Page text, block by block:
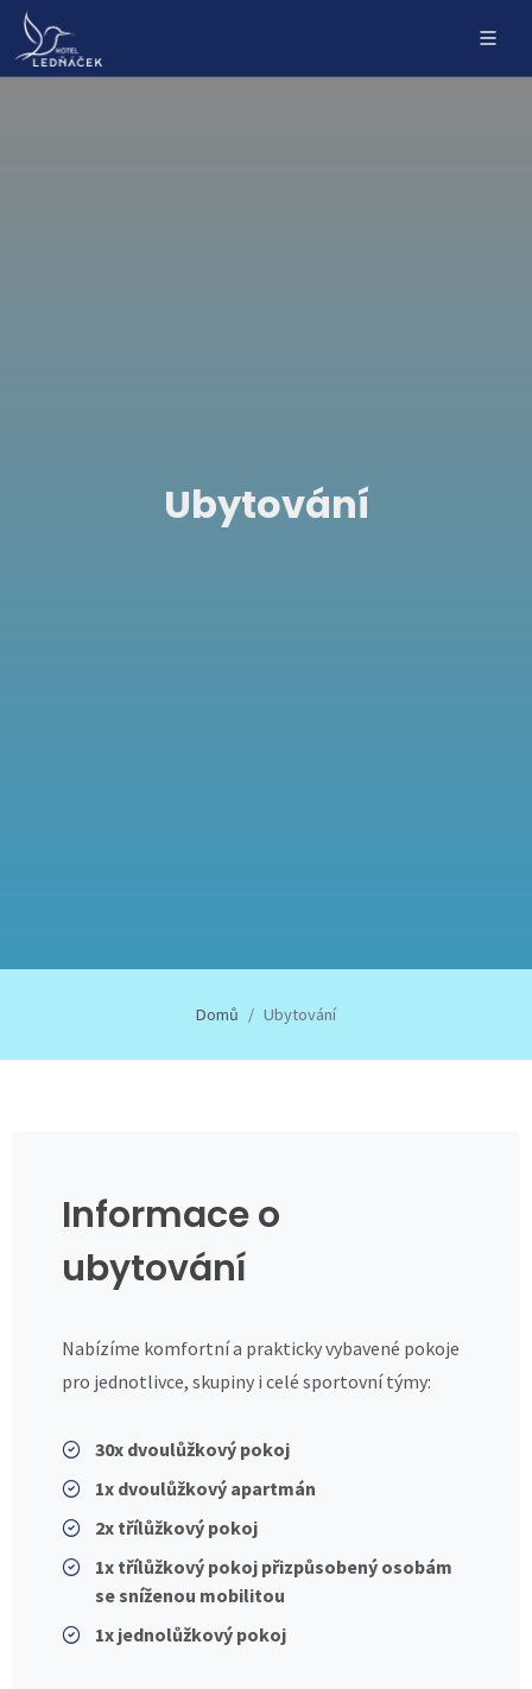
Ubytování
Domů Ubytování
Informace o
ubytování
Nabízíme komfortní a prakticky vybavené pokoje
pro jednotlivce, skupiny i celé sportovní týmy:
30x dvoulůžkový pokoj
1x dvoulůžkový apartmán
2x třílůžkový pokoj
1x třílůžkový pokoj přizpůsobený osobám
se sníženou mobilitou
1x jednolůžkový pokoj